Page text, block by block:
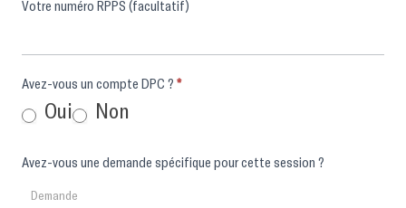
Votre numéro RPPS (facultatif)
Avez-vous un compte DPC ? *
Oui Non
Avez-vous une demande spécifique pour cette session ?